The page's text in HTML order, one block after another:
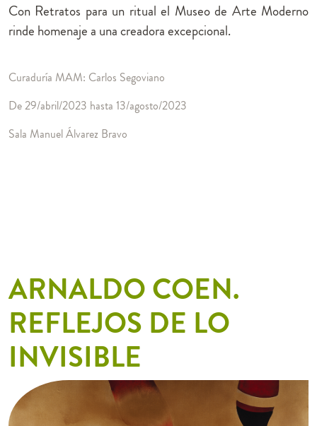
Con Retratos para un ritual el Museo de Arte Moderno
rinde homenaje a una creadora excepcional.
Curaduría MAM: Carlos Segoviano
De 29/abril/2023 hasta 13/agosto/2023
Sala Manuel Álvarez Bravo
ARNALDO COEN.
REFLEJOS DE LO
INVISIBLE